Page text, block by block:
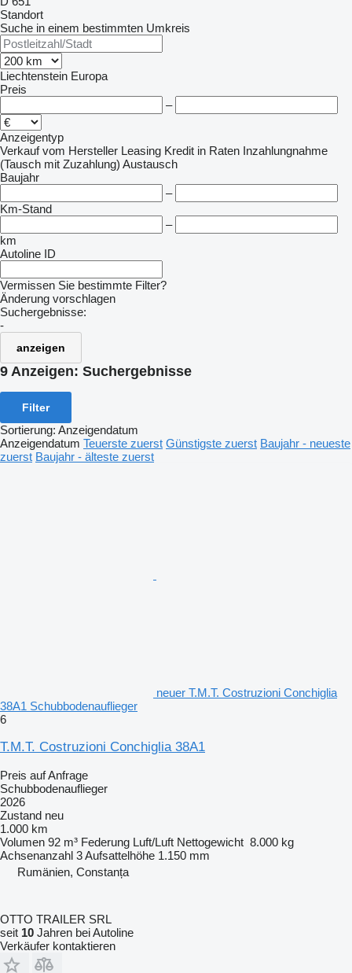
Standort
Suche in einem bestimmten Umkreis
Liechtenstein Europa
Preis
–
Anzeigentyp
Verkauf vom Hersteller Leasing Kredit in Raten Inzahlungnahme
(Tausch mit Zuzahlung) Austausch
Baujahr
–
Km-Stand
–
km
Autoline ID
Vermissen Sie bestimmte Filter?
Änderung vorschlagen
Suchergebnisse:
-
anzeigen
9 Anzeigen: Suchergebnisse
Filter
Sortierung: Anzeigendatum
Anzeigendatum Teuerste zuerst Günstigste zuerst Baujahr - neueste
zuerst Baujahr - älteste zuerst
neuer T.M.T. Costruzioni Conchiglia
38A1 Schubbodenauflieger
6
T.M.T. Costruzioni Conchiglia 38A1
Preis auf Anfrage
Schubbodenauflieger
2026
Zustand neu
1.000 km
Volumen 92 m³ Federung Luft/Luft Nettogewicht 8.000 kg
Achsenanzahl 3Aufsattelhöhe 1.150 mm
Rumänien, Constanța
OTTO TRAILER SRL
seit 10 Jahren bei Autoline
Verkäufer kontaktieren